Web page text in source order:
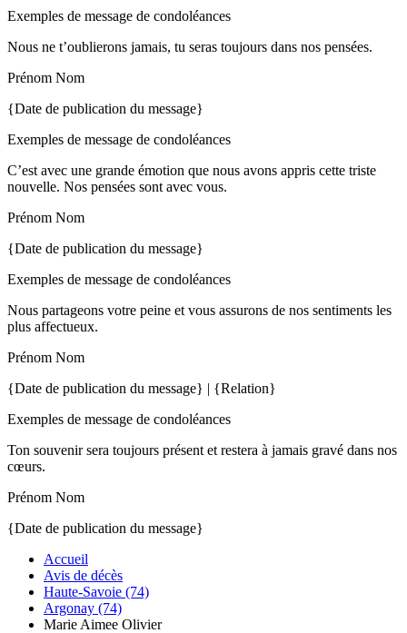
Exemples de message de condoléances
Nous ne t’oublierons jamais, tu seras toujours dans nos pensées.
Prénom Nom
{Date de publication du message}
Exemples de message de condoléances
C’est avec une grande émotion que nous avons appris cette triste
nouvelle. Nos pensées sont avec vous.
Prénom Nom
{Date de publication du message}
Exemples de message de condoléances
Nous partageons votre peine et vous assurons de nos sentiments les
plus affectueux.
Prénom Nom
{Date de publication du message} | {Relation}
Exemples de message de condoléances
Ton souvenir sera toujours présent et restera à jamais gravé dans nos
cœurs.
Prénom Nom
{Date de publication du message}
Accueil
Avis de décès
Haute-Savoie (74)
Argonay (74)
Marie Aimee Olivier